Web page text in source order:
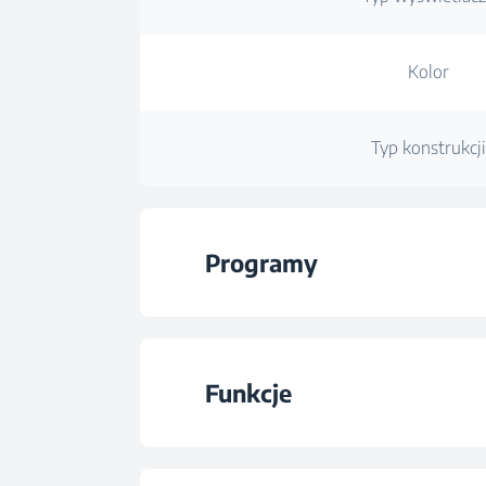
Kolor
Typ konstrukcji
Programy
Funkcje